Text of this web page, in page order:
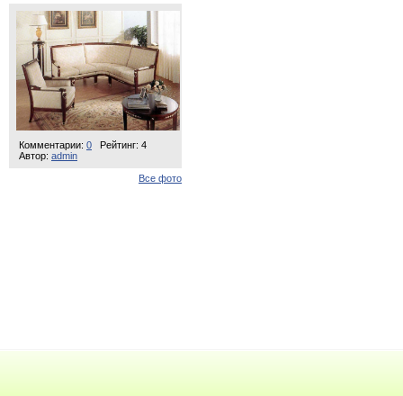
Комментарии: 0
Рейтинг: 4
Автор: admin
Все фото